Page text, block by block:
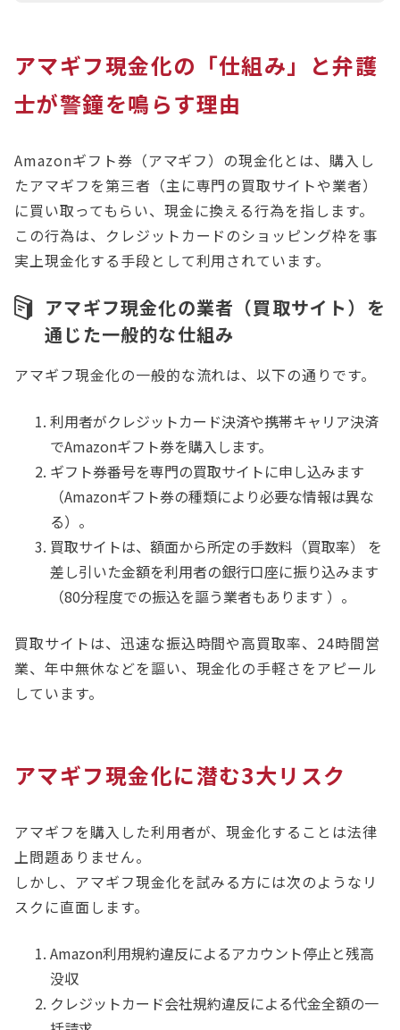
己破産など）を検討することが重要です。
所にご相談ください。
アマギフ現金化の「仕組み」と弁護
士が警鐘を鳴らす理由
Amazonギフト券（アマギフ）の現金化とは、購入し
たアマギフを第三者（主に専門の買取サイトや業者）
に買い取ってもらい、現金に換える行為を指します。
この行為は、クレジットカードのショッピング枠を事
実上現金化する手段として利用されています。
アマギフ現金化の業者（買取サイト）を
通じた一般的な仕組み
アマギフ現金化の一般的な流れは、以下の通りです。
利用者がクレジットカード決済や携帯キャリア決済
でAmazonギフト券を購入します。
ギフト券番号を専門の買取サイトに申し込みます
（Amazonギフト券の種類により必要な情報は異な
る）。
買取サイトは、額面から所定の手数料（買取率） を
差し引いた金額を利用者の銀行口座に振り込みます
（80分程度での振込を謳う業者もあります ）。
買取サイトは、迅速な振込時間や高買取率、24時間営
業、年中無休などを謳い、現金化の手軽さをアピール
しています。
アマギフ現金化に潜む3大リスク
アマギフを購入した利用者が、現金化することは法律
上問題ありません。
しかし、アマギフ現金化を試みる方には次のようなリ
スクに直面します。
Amazon利用規約違反によるアカウント停止と残高
没収
クレジットカード会社規約違反による代金全額の一